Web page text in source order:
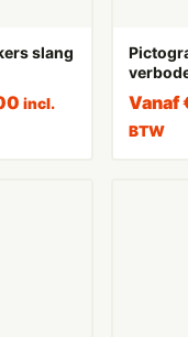
slang
incl.
Vanaf
BTW